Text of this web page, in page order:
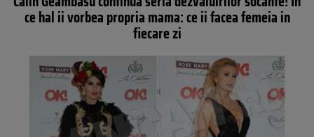
ce hal ii vorbea propria mama: ce ii facea femeia in
fiecare zi